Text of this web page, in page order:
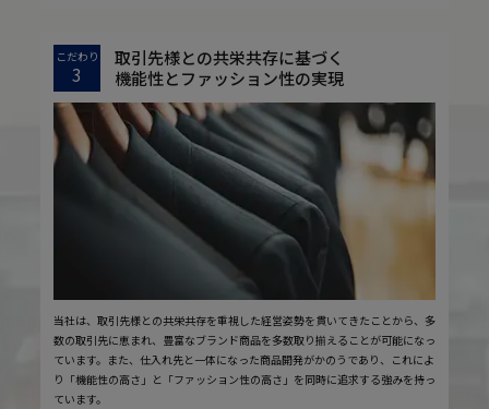
こだわり
3
取引先様との共栄共存に基づく
機能性とファッション性の実現
当社は、取引先様との共栄共存を重視した経営姿勢を貫いてきたことから、多
数の取引先に恵まれ、豊富なブランド商品を多数取り揃えることが可能になっ
ています。また、仕入れ先と一体になった商品開発がかのうであり、これによ
り「機能性の高さ」と「ファッション性の高さ」を同時に追求する強みを持っ
ています。